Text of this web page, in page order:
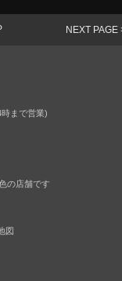
NEXT PAGE
まで営業)
の店舗です
図